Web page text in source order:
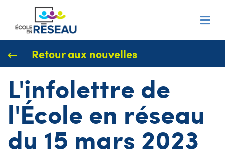
Retour aux nouvelles
L'infolettre de
l'École en réseau
du 15 mars 2023